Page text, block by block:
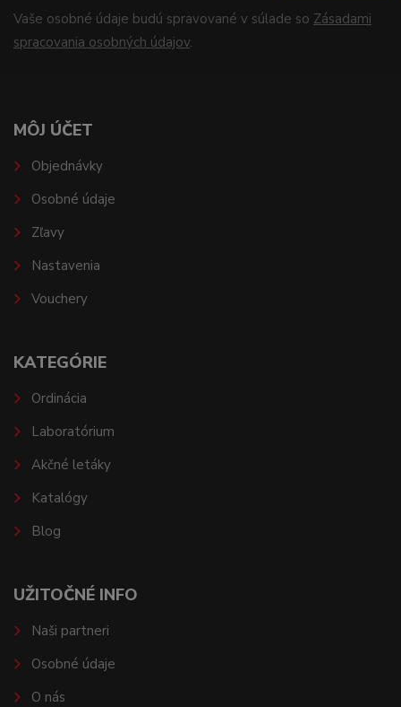
Vaše osobné údaje budú spravované v súlade so Zásadami
spracovania osobných údajov.
MÔJ ÚČET
Objednávky
Osobné údaje
Zľavy
Nastavenia
Vouchery
KATEGÓRIE
Ordinácia
Laboratórium
Akčné letáky
Katalógy
Blog
UŽITOČNÉ INFO
Naši partneri
Osobné údaje
O nás